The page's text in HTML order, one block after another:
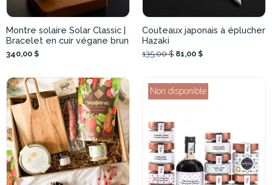
Montre solaire Solar Classic |
Bracelet en cuir végane brun
340,00 $
Couteaux japonais à éplucher
Hazaki
135,00 $ 81,00 $
Non disponible